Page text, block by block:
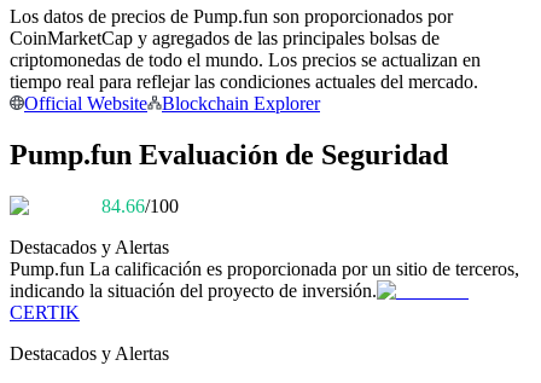
Información
Análisis de big data que incluye información comercial, etc.
Los datos de precios de Pump.fun son proporcionados por
CoinMarketCap y agregados de las principales bolsas de
criptomonedas de todo el mundo. Los precios se actualizan en
tiempo real para reflejar las condiciones actuales del mercado.
Official Website
Blockchain Explorer
Pump.fun Evaluación de Seguridad
84.66/100
Destacados y Alertas
Pump.fun La calificación es proporcionada por un sitio de terceros,
indicando la situación del proyecto de inversión.
CERTIK
Destacados y Alertas